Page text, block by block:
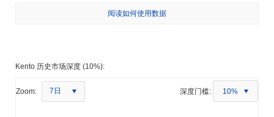
阅读如何使用数据
Kento 历史市场深度 (10%):
Zoom: 7日 深度门槛: 10%